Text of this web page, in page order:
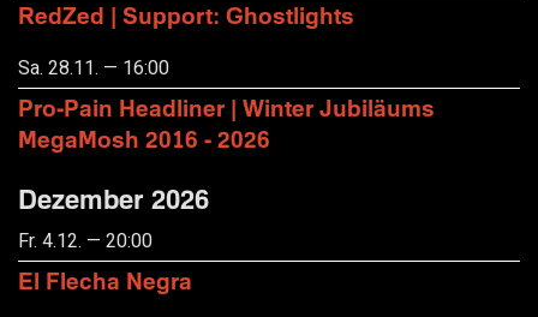
RedZed | Support: Ghostlights
Sa. 28.11. — 16:00
Pro-Pain Headliner | Winter Jubiläums
MegaMosh 2016 - 2026
Dezember 2026
Fr. 4.12. — 20:00
El Flecha Negra